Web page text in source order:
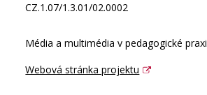
CZ.1.07/1.3.01/02.0002
Média a multimédia v pedagogické praxi
Webová stránka projektu